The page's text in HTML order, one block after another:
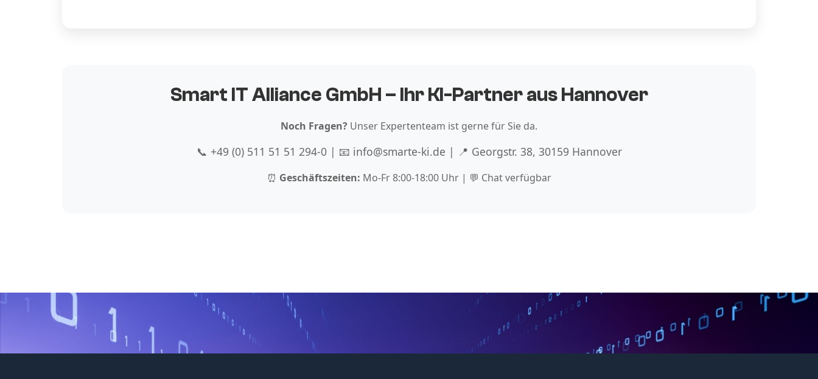
Smart IT Alliance GmbH – Ihr KI-Partner aus Hannover
Noch Fragen? Unser Expertenteam ist gerne für Sie da.
📞 +49 (0) 511 51 51 294-0 | 📧 info@smarte-ki.de | 📍 Georgstr. 38, 30159 Hannover
⏰ Geschäftszeiten: Mo-Fr 8:00-18:00 Uhr | 💬 Chat verfügbar